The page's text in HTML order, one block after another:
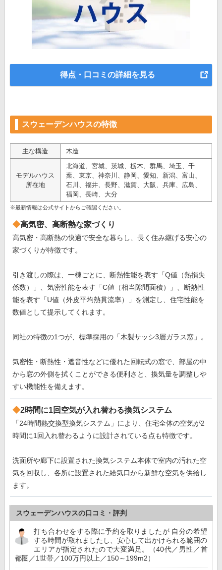
得点・口コミの詳細を見る
スウェーデンハウスの特徴
主な構造 木造
モデルハウス
所在地
北海道、宮城、茨城、栃木、群馬、埼玉、千
葉、東京、神奈川、静岡、愛知、新潟、富山、
石川、福井、長野、滋賀、大阪、兵庫、広島、
福岡、長崎、大分
※最新情報は公式サイトからご確認ください。
高気密、高断熱な家づくり
高気密・高断熱の快適で安全な暮らし、長く住み継げる安心の
家づくりが特徴です。
引き渡しの際は、一棟ごとに、断熱性能を表す「Q値（熱損失
係数）」、気密性能を表す「C値（相当隙間面積）」、断熱性
能を表す「U値（外皮平均熱貫流率）」を測定し、住宅性能を
数値として提示してくれます。
同社の特徴の1つが、標準採用の「木製サッシ3層ガラス窓」。
気密性・断熱性・遮音性などに優れた回転式の窓で、部屋の中
から窓の外側を拭くことができる便利さと、換気量を調整しや
すい機能性を備えます。
2時間に1回空気が入れ替わる換気システム
「24時間熱交換型換気システム」により、住宅全体の空気が2
時間に1回入れ替わるように設計されている点も特徴です。
洗面所や廊下に設置された換気システム本体で室内の汚れた空
気を回収し、各所に設置された給気口から新鮮な空気を供給し
ます。
スウェーデンハウスの口コミ・評判
打ち合わせをする際に予約を取りましたが 自分の希望
する時間が取れましたし、安心して出かけられる範囲の
エリアが指定されたので大変満足。（40代／男性／首
都圏／1世帯／100万円以上／150～199m2）